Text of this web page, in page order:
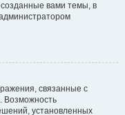
вами темы, в
связанные с
Возможность
установленных